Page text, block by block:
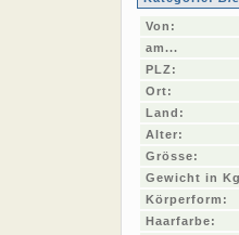
Von:
am...
PLZ:
Ort:
Land:
Alter:
Grösse:
Gewicht in
Körperform:
Haarfarbe: